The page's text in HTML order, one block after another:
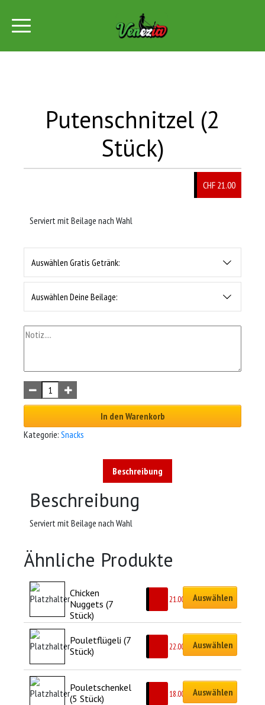
Putenschnitzel (2
Stück)
CHF 21.00
Serviert mit Beilage nach Wahl
Auswählen Gratis Getränk:
Auswählen Deine Beilage:
In den Warenkorb
Kategorie: Snacks
Beschreibung
Beschreibung
Serviert mit Beilage nach Wahl
Ähnliche Produkte
Chicken
Nuggets (7
Stück)
21.00 Auswählen
Pouletflügeli (7
Stück)
22.00 Auswählen
Pouletschenkel
(5 Stück)
18.00 Auswählen